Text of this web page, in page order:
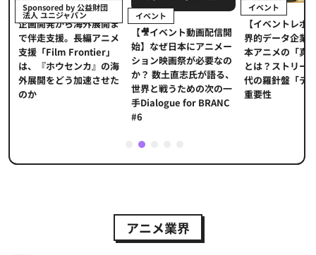
Sponsored by 公益財団
法人 ユニジャパン
企画開発から海外展開ま
で伴走支援。長編アニメ
支援「Film Frontier」
は、『ホウセンカ』の海
外展開をどう加速させた
のか
イベント
【🎥イベント動画配信開
始】なぜ日本にアニメー
ション映画祭が必要なの
か？ 数土直志氏が語る、
世界と戦うための次の一
手Dialogue for BRANC
#6
イベント
【イベントレポ
界的データ企業
本アニメの「真
とは？ストリー
代の羅針盤「デ
重要性
2
アニメ業界